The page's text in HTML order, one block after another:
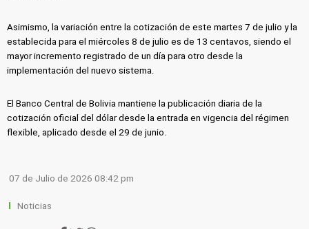
Asimismo, la variación entre la cotización de este martes 7 de julio y la
establecida para el miércoles 8 de julio es de 13 centavos, siendo el
mayor incremento registrado de un día para otro desde la
implementación del nuevo sistema.
El Banco Central de Bolivia mantiene la publicación diaria de la
cotización oficial del dólar desde la entrada en vigencia del régimen
flexible, aplicado desde el 29 de junio.
07 de Julio de 2026 08:42 pm
Noticias